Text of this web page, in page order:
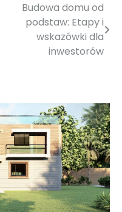
Budowa domu od
podstaw: Etapy i
wskazówki dla
inwestorów